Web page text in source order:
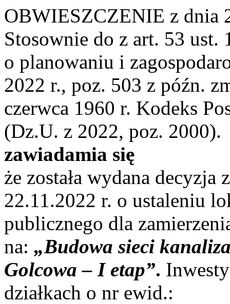
OBWIESZCZENIE z dnia
Stosownie do z art. 53 ust.
o planowaniu i
2022 r., poz. 503 z późn.
czerwca 1960 r. Kodeks
(Dz.U. z 2022, poz. 2000).
zawiadamia się
że została wydana decyzja
22.11.2022 r. o ustaleniu
publicznego dla
na: „Budowa sieci
Golcowa – I etap”.
działkach o nr ewid.: